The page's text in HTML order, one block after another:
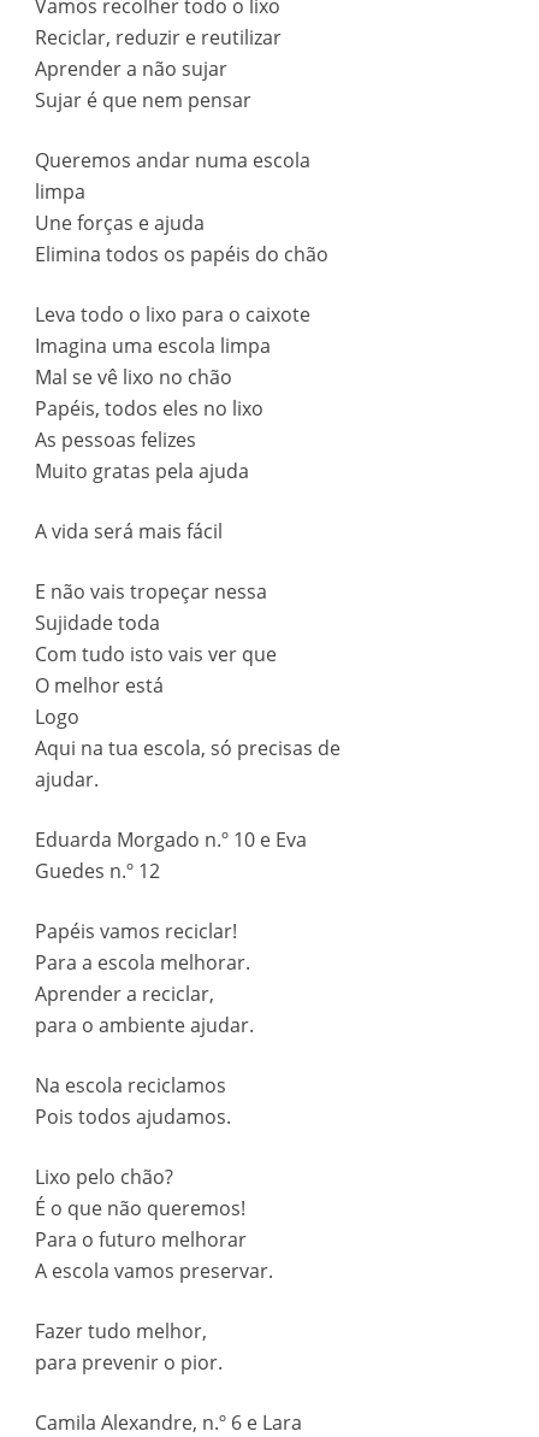
Vamos recolher todo o lixo
Reciclar, reduzir e reutilizar
Aprender a não sujar
Sujar é que nem pensar
Queremos andar numa escola
limpa
Une forças e ajuda
Elimina todos os papéis do chão
Leva todo o lixo para o caixote
Imagina uma escola limpa
Mal se vê lixo no chão
Papéis, todos eles no lixo
As pessoas felizes
Muito gratas pela ajuda
A vida será mais fácil
E não vais tropeçar nessa
Sujidade toda
Com tudo isto vais ver que
O melhor está
Logo
Aqui na tua escola, só precisas de
ajudar.
Eduarda Morgado n.º 10 e Eva
Guedes n.º 12
Papéis vamos reciclar!
Para a escola melhorar.
Aprender a reciclar,
para o ambiente ajudar.
Na escola reciclamos
Pois todos ajudamos.
Lixo pelo chão?
É o que não queremos!
Para o futuro melhorar
A escola vamos preservar.
Fazer tudo melhor,
para prevenir o pior.
Camila Alexandre, n.º 6 e Lara